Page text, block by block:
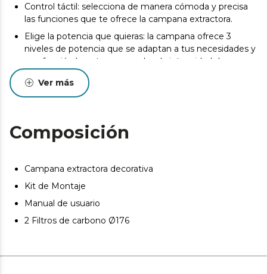
Control táctil: selecciona de manera cómoda y precisa
las funciones que te ofrece la campana extractora.
Elige la potencia que quieras: la campana ofrece 3
niveles de potencia que se adaptan a tus necesidades y
una función booster que acelera la intensidad de
succión para cuando se desean resultados inmediatos.
Fuera malos olores: incluye dos filtros de carbono de
Protégete de la grasa: la campana extractora contiene
un filtro de grasa de aluminio de 5 capas.
Iluminación LED: presenta luces LED que indica que
está en funcionamiento.
Hand Movement Control: la campana se puede
controlar a través de gestos con la mano.
Delay Function: no te preocupes por apagar tu
Ver más
Composición
Campana extractora decorativa
Kit de Montaje
Manual de usuario
2 Filtros de carbono Ø176